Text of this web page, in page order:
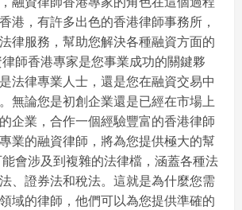
港，有許多出色的香港律師事務所，
律服務，幫助您解決各種融資方面的
師香港專家是您事業成功的關鍵夥
法律專業人士，還是您在融資交易中
無論您是初創企業還是已經在市場上
企業，合作一個經驗豐富的香港律師
業的融資律師，將為您提供極大的幫
會涉及到複雜的法律檔，涵蓋各種法
、證券法和稅法。這就是為什麼您需
域的律師，他們可以為您提供準確的